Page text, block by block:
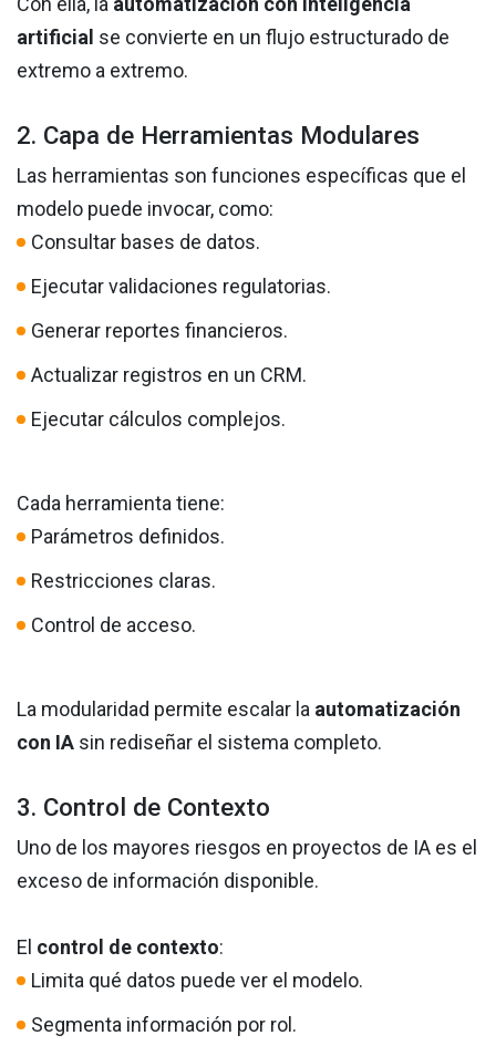
artificial se convierte en un flujo estructurado de
extremo a extremo.
2. Capa de Herramientas Modulares
Las herramientas son funciones específicas que el
modelo puede invocar, como:
Consultar bases de datos.
Ejecutar validaciones regulatorias.
Generar reportes financieros.
Actualizar registros en un CRM.
Ejecutar cálculos complejos.
Cada herramienta tiene:
Parámetros definidos.
Restricciones claras.
Control de acceso.
La modularidad permite escalar la automatización
con IA sin rediseñar el sistema completo.
3. Control de Contexto
Uno de los mayores riesgos en proyectos de IA es el
exceso de información disponible.
El control de contexto:
Limita qué datos puede ver el modelo.
Segmenta información por rol.